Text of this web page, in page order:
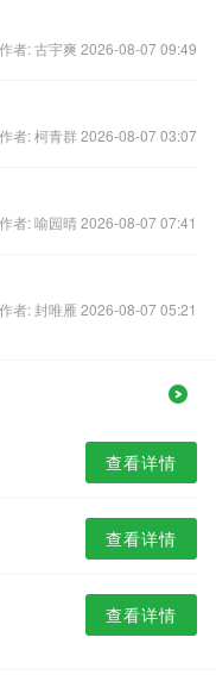
作者: 古宇爽 2026-08-07 09:49
作者: 柯青群 2026-08-07 03:07
作者: 喻园晴 2026-08-07 07:41
作者: 封唯雁 2026-08-07 05:21
查看详情
查看详情
查看详情